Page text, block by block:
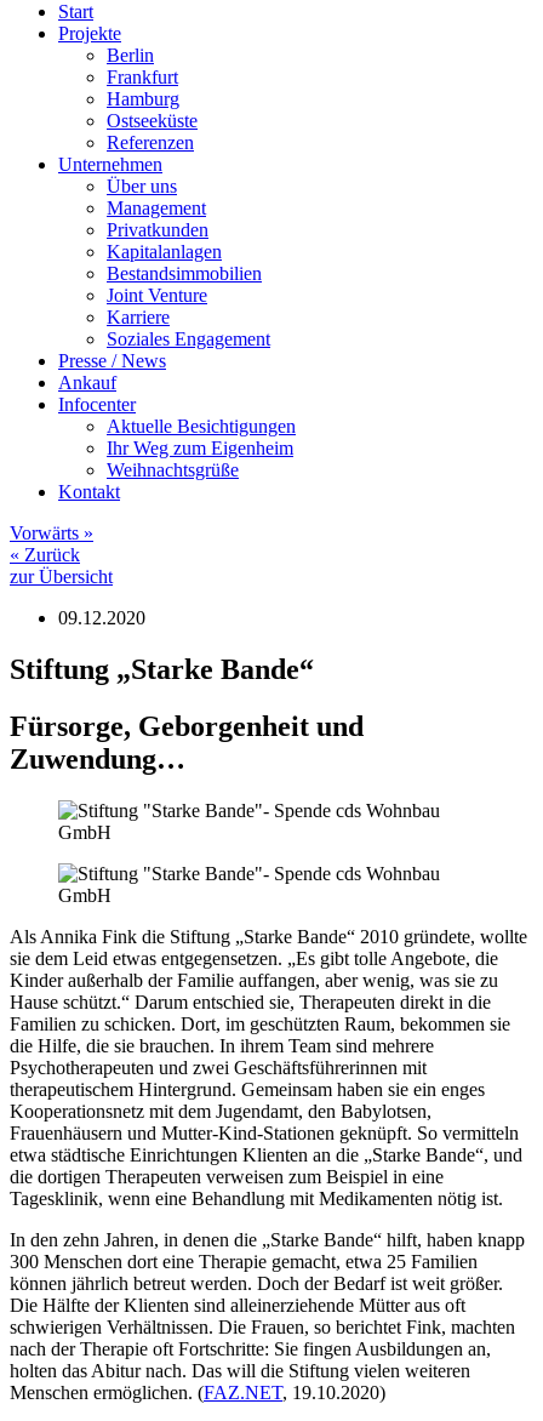
Start
Projekte
Berlin
Frankfurt
Hamburg
Ostseeküste
Referenzen
Unternehmen
Über uns
Management
Privatkunden
Kapitalanlagen
Bestandsimmobilien
Joint Venture
Karriere
Soziales Engagement
Presse / News
Ankauf
Infocenter
Aktuelle Besichtigungen
Ihr Weg zum Eigenheim
Weihnachtsgrüße
Kontakt
Vorwärts »
« Zurück
zur Übersicht
09.12.2020
Stiftung „Starke Bande“
Fürsorge, Geborgenheit und
Zuwendung…
Als Annika Fink die Stiftung „Starke Bande“ 2010 gründete, wollte
sie dem Leid etwas entgegensetzen. „Es gibt tolle Angebote, die
Kinder außerhalb der Familie auffangen, aber wenig, was sie zu
Hause schützt.“ Darum entschied sie, Therapeuten direkt in die
Familien zu schicken. Dort, im geschützten Raum, bekommen sie
die Hilfe, die sie brauchen. In ihrem Team sind mehrere
Psychotherapeuten und zwei Geschäftsführerinnen mit
therapeutischem Hintergrund. Gemeinsam haben sie ein enges
Kooperationsnetz mit dem Jugendamt, den Babylotsen,
Frauenhäusern und Mutter-Kind-Stationen geknüpft. So vermitteln
etwa städtische Einrichtungen Klienten an die „Starke Bande“, und
die dortigen Therapeuten verweisen zum Beispiel in eine
Tagesklinik, wenn eine Behandlung mit Medikamenten nötig ist.
In den zehn Jahren, in denen die „Starke Bande“ hilft, haben knapp
300 Menschen dort eine Therapie gemacht, etwa 25 Familien
können jährlich betreut werden. Doch der Bedarf ist weit größer.
Die Hälfte der Klienten sind alleinerziehende Mütter aus oft
schwierigen Verhältnissen. Die Frauen, so berichtet Fink, machten
nach der Therapie oft Fortschritte: Sie fingen Ausbildungen an,
holten das Abitur nach. Das will die Stiftung vielen weiteren
Menschen ermöglichen. (FAZ.NET, 19.10.2020)